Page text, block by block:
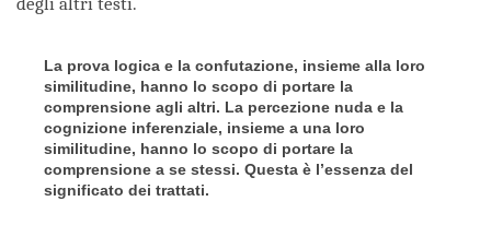
La prova logica e la confutazione, insieme alla loro
similitudine, hanno lo scopo di portare la
comprensione agli altri. La percezione nuda e la
cognizione inferenziale, insieme a una loro
similitudine, hanno lo scopo di portare la
comprensione a se stessi. Questa è l’essenza del
significato dei trattati.